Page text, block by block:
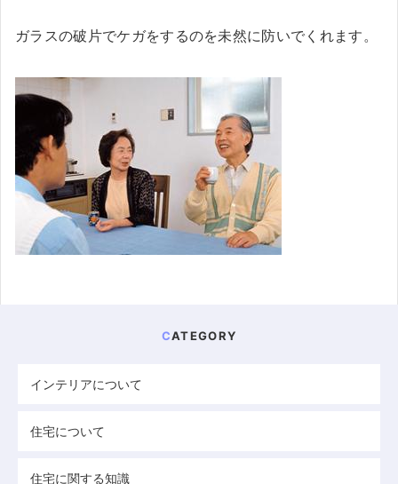
ガラスの破片でケガをするのを未然に防いでくれます。
CATEGORY
インテリアについて
住宅について
住宅に関する知識